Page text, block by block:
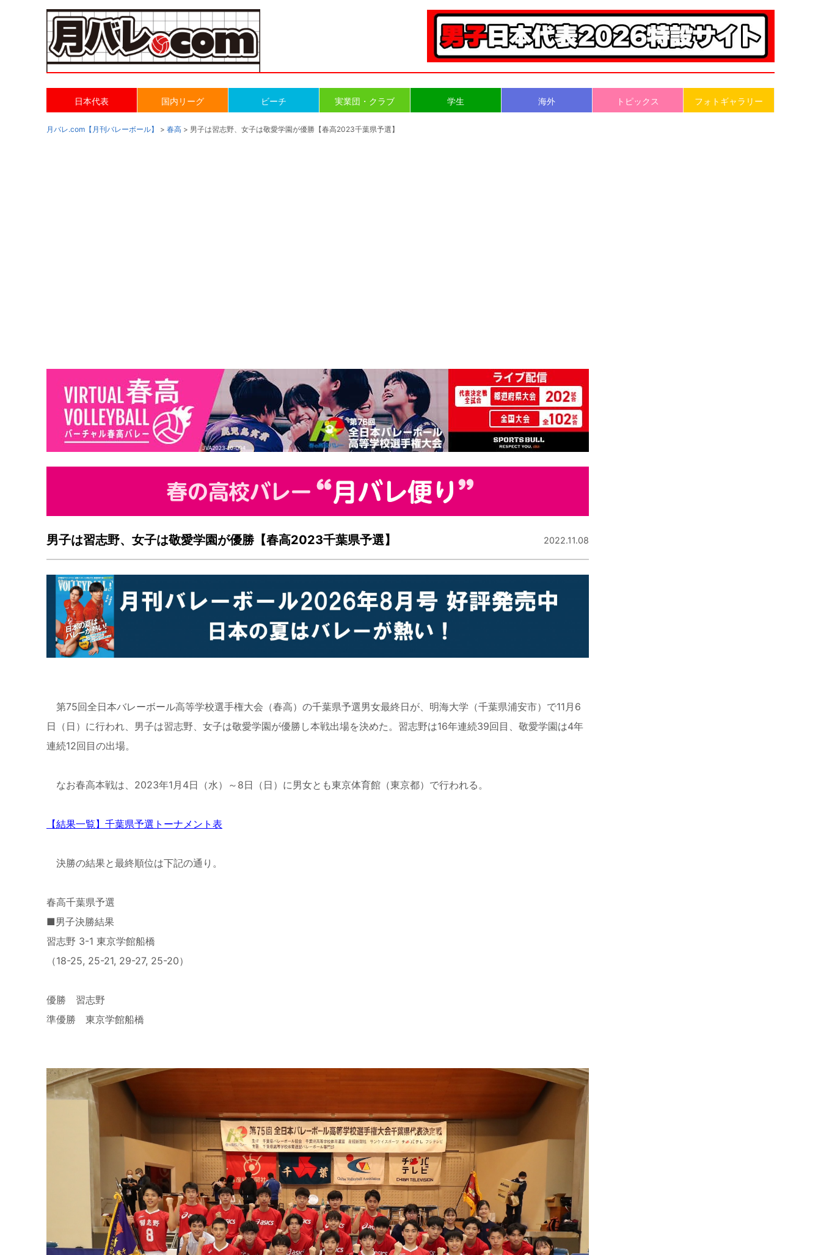
日本代表 国内リーグ ビーチ 実業団・クラブ 学生 海外 トピックス フォトギャラリー
月バレ.com【月刊バレーボール】 > 春高 > 男子は習志野、女子は敬愛学園が優勝【春高2023千葉県予選】
男子は習志野、女子は敬愛学園が優勝【春高2023千葉県予選】 2022.11.08
第75回全日本バレーボール高等学校選手権大会（春高）の千葉県予選男女最終日が、明海大学（千葉県浦安市）で11月6
日（日）に行われ、男子は習志野、女子は敬愛学園が優勝し本戦出場を決めた。習志野は16年連続39回目、敬愛学園は4年
連続12回目の出場。
なお春高本戦は、2023年1月4日（水）～8日（日）に男女とも東京体育館（東京都）で行われる。
【結果一覧】千葉県予選トーナメント表
決勝の結果と最終順位は下記の通り。
春高千葉県予選
■男子決勝結果
習志野 3-1 東京学館船橋
（18-25, 25-21, 29-27, 25-20）
優勝 習志野
準優勝 東京学館船橋